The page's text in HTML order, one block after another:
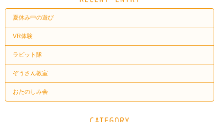
夏休み中の遊び
VR体験
ラビット隊
ぞうさん教室
おたのしみ会